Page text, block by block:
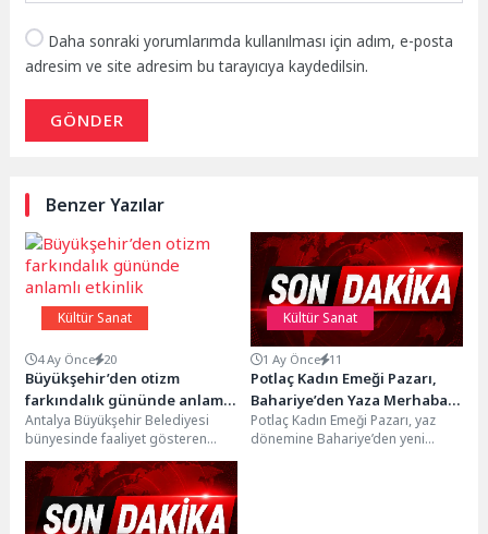
Daha sonraki yorumlarımda kullanılması için adım, e-posta
adresim ve site adresim bu tarayıcıya kaydedilsin.
GÖNDER
Benzer Yazılar
Kültür Sanat
4 Ay Önce 20
Büyükşehir’den otizm
farkındalık gününde anlamlı
etkinlik
Antalya Büyükşehir Belediyesi
bünyesinde faaliyet gösteren
Özel Büyükşehir Özel Eğitim Okulu
ve Rehabilitasyon Merkezi, 2...
Kültür Sanat
1 Ay Önce 11
Potlaç Kadın Emeği Pazarı,
Bahariye’den Yaza Merhaba
Dedi
Potlaç Kadın Emeği Pazarı, yaz
dönemine Bahariye’den yeni